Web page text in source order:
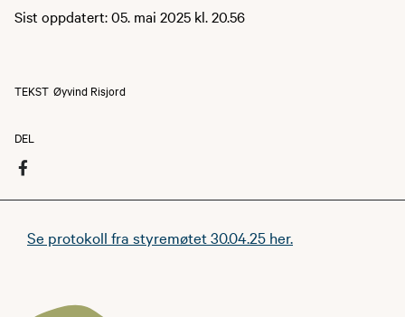
Sist oppdatert: 05. mai 2025 kl. 20.56
TEKST Øyvind Risjord
DEL
Se protokoll fra styremøtet 30.04.25 her.